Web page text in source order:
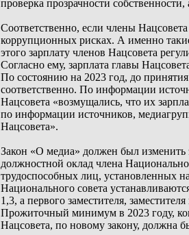
проверка прозрачности
Соответственно, если члены
коррупционных рисках. А именно
этого зарплату членов Нацсовета
Согласно ему, зарплата главы
По состоянию на 2023 год, до
соответственно. По информации
Нацсовета «возмущались, что их
по информации источников,
Нацсовета».
Закон «О медиа» должен был изменить
должностной оклад члена
трудоспособных лиц, установленных
Национального совета
1,3, а первого заместителя,
Прожиточный минимум в 2023 году,
Нацсовета, по новому закону, должна